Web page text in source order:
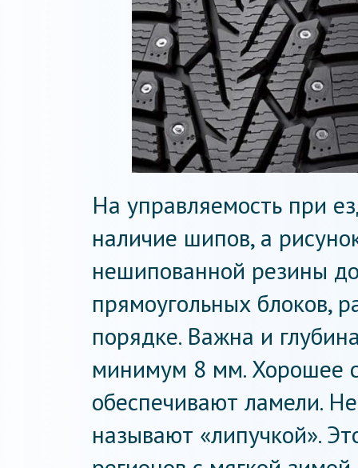
На управляемость при
наличие шипов, а
нешипованной резины
прямоугольных блоков,
порядке. Важна и
минимум 8 мм. Хорошее
обеспечивают ламели.
называют «липучкой».